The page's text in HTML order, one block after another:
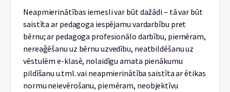
Neapmierinātības iemesli var būt dažādi – tā var būt
saistīta ar pedagoga iespējamu vardarbību pret
bērnu; ar pedagoga profesionālo darbību, piemēram,
nereaģēšanu uz bērnu uzvedību, neatbildēšanu uz
vēstulēm e-klasē, nolaidīgu amata pienākumu
pildīšanu u.tml. vai neapmierinātība saistīta ar ētikas
normu neievērošanu, piemēram, neobjektīvu